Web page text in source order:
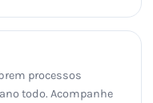
processos
todo. Acompanhe